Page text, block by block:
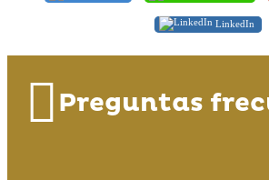
LinkedIn
Preguntas